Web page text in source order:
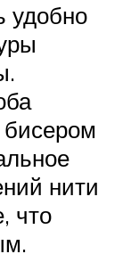
удобно
бисером
нити
что